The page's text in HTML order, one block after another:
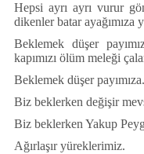
Hepsi ayrı ayrı vurur gö
dikenler batar ayağımıza
Beklemek düşer
kapımızı ölüm meleği ç
Beklemek düşer payımıza.
Biz beklerken değişir
Biz beklerken Yakup
Ağırlaşır yüreklerimiz.